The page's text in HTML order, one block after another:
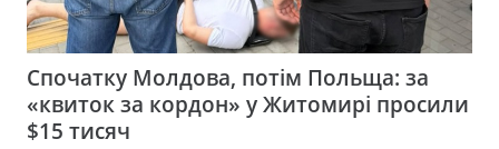
Спочатку Молдова, потім Польща: за
«квиток за кордон» у Житомирі просили
$15 тисяч